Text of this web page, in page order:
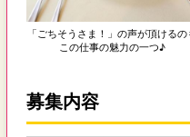
「ごちそうさま！」の声が頂けるの
この仕事の魅力の一つ♪
募集内容